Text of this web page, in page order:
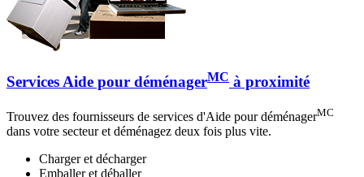
Services Aide pour déménagerMC à proximité
Trouvez des fournisseurs de services d'Aide pour déménagerMC
dans votre secteur et déménagez deux fois plus vite.
Charger et décharger
Emballer et déballer